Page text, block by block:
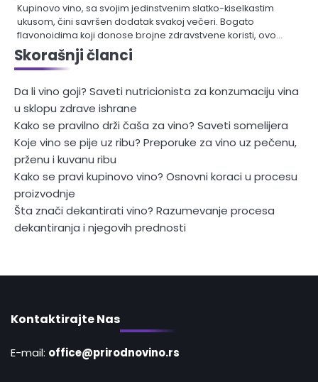
Kupinovo vino, sa svojim jedinstvenim slatko-kiselkastim
ukusom, čini savršen dodatak svakoj večeri. Bogato
flavonoidima koji donose brojne zdravstvene koristi, ovo…
Skorašnji članci
Da li vino goji? Saveti nutricionista za konzumaciju vina
u sklopu zdrave ishrane
Kako se pravilno drži čaša za vino? Saveti somelijera
Koje vino se pije uz ribu? Preporuke za vino uz pečenu,
prženu i kuvanu ribu
Kako se pravi kupinovo vino? Osnovni koraci u procesu
proizvodnje
Šta znači dekantirati vino? Razumevanje procesa
dekantiranja i njegovih prednosti
Kontaktirajte Nas
E-mail: office@prirodnovino.rs